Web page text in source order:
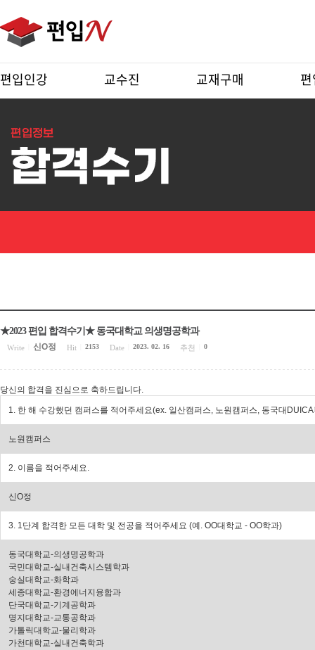
편입인강 교수진 교재구매
★2023 편입 합격수기★ 동국대학교 의생명공학과
Write 신O정 Hit 2153 Date 2023. 02. 16 추천 0
당신의 합격을 진심으로 축하드립니다.
1. 한 해 수강했던 캠퍼스를 적어주세요(ex. 일산캠퍼스, 노원캠퍼스, 동국대
노원캠퍼스
2. 이름을 적어주세요.
신O정
3. 1단계 합격한 모든 대학 및 전공을 적어주세요 (예. OO대학교 - OO학과)
동국대학교-의생명공학과
국민대학교-실내건축시스템학과
숭실대학교-화학과
세종대학교-환경에너지융합과
단국대학교-기계공학과
명지대학교-교통공학과
가톨릭대학교-물리학과
가천대학교-실내건축학과